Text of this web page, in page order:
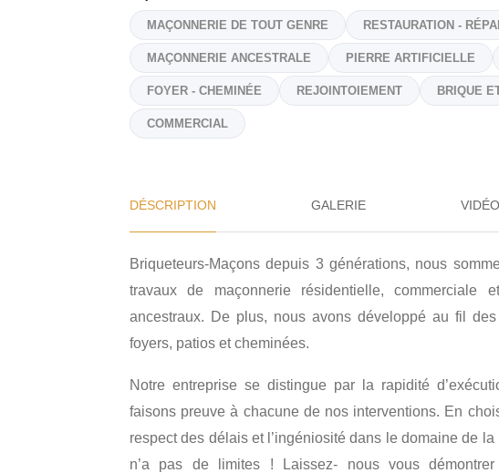
MAÇONNERIE DE TOUT GENRE RESTAURATION -
MAÇONNERIE ANCESTRALE PIERRE ARTIFICIELLE
FOYER - CHEMINÉE REJOINTOIEMENT BRIQUE
COMMERCIAL
DÉSCRIPTION GALERIE VIDÉO
Briqueteurs-Maçons depuis 3 générations, nous
travaux de maçonnerie résidentielle, commerciale
ancestraux. De plus, nous avons développé au fil
foyers, patios et cheminées.
Notre entreprise se distingue par la rapidité
faisons preuve à chacune de nos interventions. En
respect des délais et l’ingéniosité dans le domaine de
n’a pas de limites ! Laissez- nous vous